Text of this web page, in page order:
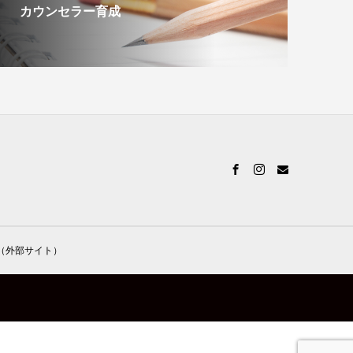
カウンセラー育成
外部サイト）